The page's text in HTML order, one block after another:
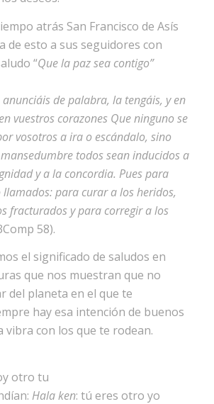
atrás San Francisco de Asís
de esto a sus seguidores con
“Que la paz sea contigo”
de palabra, la tengáis, y en
vuestros corazones Que ninguno se
vosotros a ira o escándalo, sino
todos sean inducidos a
y a la concordia. Pues para
llamados: para curar a los heridos,
fracturados y para corregir a los
58).
el significado de saludos en
que nos muestran que no
del planeta en el que te
hay esa intención de buenos
vibra con los que te rodean.
otro tu
Hala ken: tú eres otro yo